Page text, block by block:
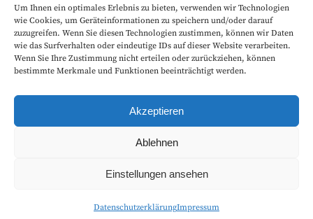
Um Ihnen ein optimales Erlebnis zu bieten, verwenden wir Technologien
wie Cookies, um Geräteinformationen zu speichern und/oder darauf
zuzugreifen. Wenn Sie diesen Technologien zustimmen, können wir Daten
wie das Surfverhalten oder eindeutige IDs auf dieser Website verarbeiten.
Wenn Sie Ihre Zustimmung nicht erteilen oder zurückziehen, können
bestimmte Merkmale und Funktionen beeinträchtigt werden.
Akzeptieren
Ablehnen
Einstellungen ansehen
DatenschutzerklärungImpressum
Social Media
Facebook
Instagram
Rechte vorbehalten.